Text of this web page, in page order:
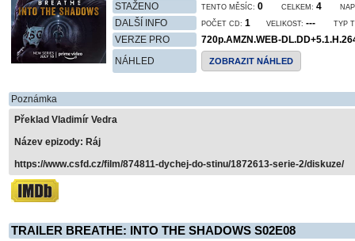
STAŽENO TENTO MĚSÍC: 0 CELKEM: 4
DALŠÍ INFO POČET CD: 1 VELIKOST: --- TYP
VERZE PRO
720p.AMZN.WEB-
NÁHLED
ZOBRAZIT NÁHLED
Poznámka
Překlad Vladimír Vedra
Název epizody: Ráj
https://www.csfd.cz/film/874811-dychej-do-stinu/1872613-serie-2/diskuze/
TRAILER BREATHE: INTO THE SHADOWS S02E08